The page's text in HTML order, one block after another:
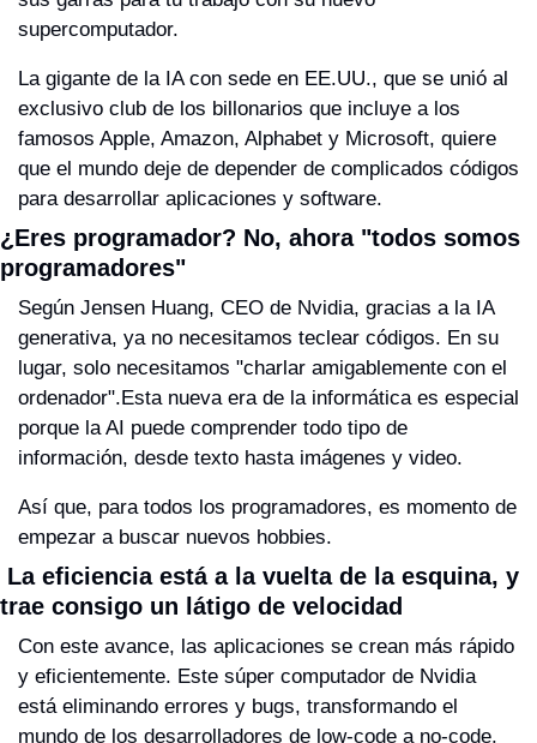
supercomputador.
La gigante de la IA con sede en EE.UU., que se unió al
exclusivo club de los billonarios que incluye a los
famosos Apple, Amazon, Alphabet y Microsoft, quiere
que el mundo deje de depender de complicados códigos
para desarrollar aplicaciones y software.
¿Eres programador? No, ahora "todos somos
programadores"
Según Jensen Huang, CEO de Nvidia, gracias a la IA
generativa, ya no necesitamos teclear códigos. En su
lugar, solo necesitamos "charlar amigablemente con el
ordenador".Esta nueva era de la informática es especial
porque la AI puede comprender todo tipo de
información, desde texto hasta imágenes y video.
Así que, para todos los programadores, es momento de
empezar a buscar nuevos hobbies.
trae consigo un látigo de velocidad
Con este avance, las aplicaciones se crean más rápido
y eficientemente. Este súper computador de Nvidia
está eliminando errores y bugs, transformando el
mundo de los desarrolladores de low-code a no-code.